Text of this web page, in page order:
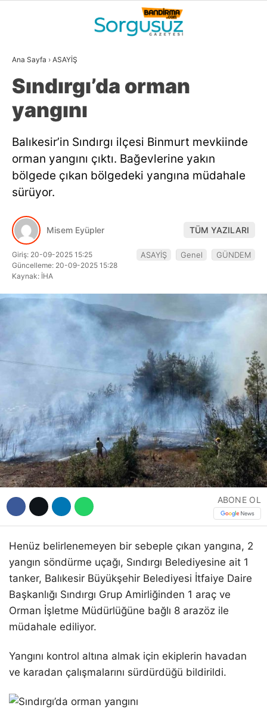
WhatsApp İhbar
Facebook
Instagram
Youtube
22.4
BALIKESIR
VİDEO
DÜNYA
SİYASET
EKONOMİ
SPOR
MAGAZİN
EĞİTİM
DİĞER
Ana Sayfa › ASAYİŞ
Sındırgı’da orman
yangını
Balıkesir’in Sındırgı ilçesi Binmurt mevkiinde
orman yangını çıktı. Bağevlerine yakın
bölgede çıkan bölgedeki yangına müdahale
sürüyor.
Misem Eyüpler TÜM YAZILARI
Giriş: 20-09-2025 15:25
Güncelleme: 20-09-2025 15:28
Kaynak: İHA
ASAYİŞ Genel GÜNDEM
ABONE OL
Henüz belirlenemeyen bir sebeple çıkan yangına, 2
yangın söndürme uçağı, Sındırgı Belediyesine ait 1
tanker, Balıkesir Büyükşehir Belediyesi İtfaiye Daire
Başkanlığı Sındırgı Grup Amirliğinden 1 araç ve
Orman İşletme Müdürlüğüne bağlı 8 arazöz ile
müdahale ediliyor.
Yangını kontrol altına almak için ekiplerin havadan
ve karadan çalışmalarını sürdürdüğü bildirildi.